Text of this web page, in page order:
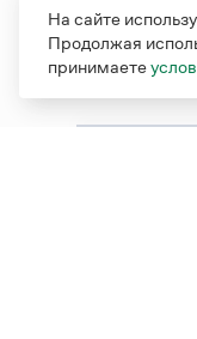
Грамота в соцсетях
На сайте
Продолжая
принимаете